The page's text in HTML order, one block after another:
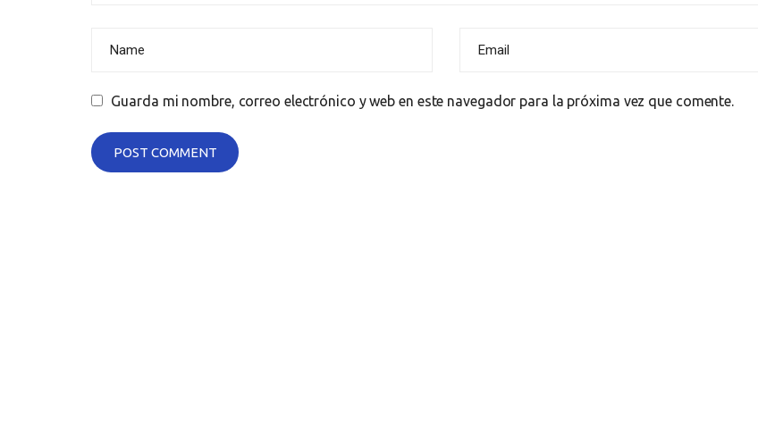
Guarda mi nombre, correo electrónico y web en este navegador para la próxima vez que comente.